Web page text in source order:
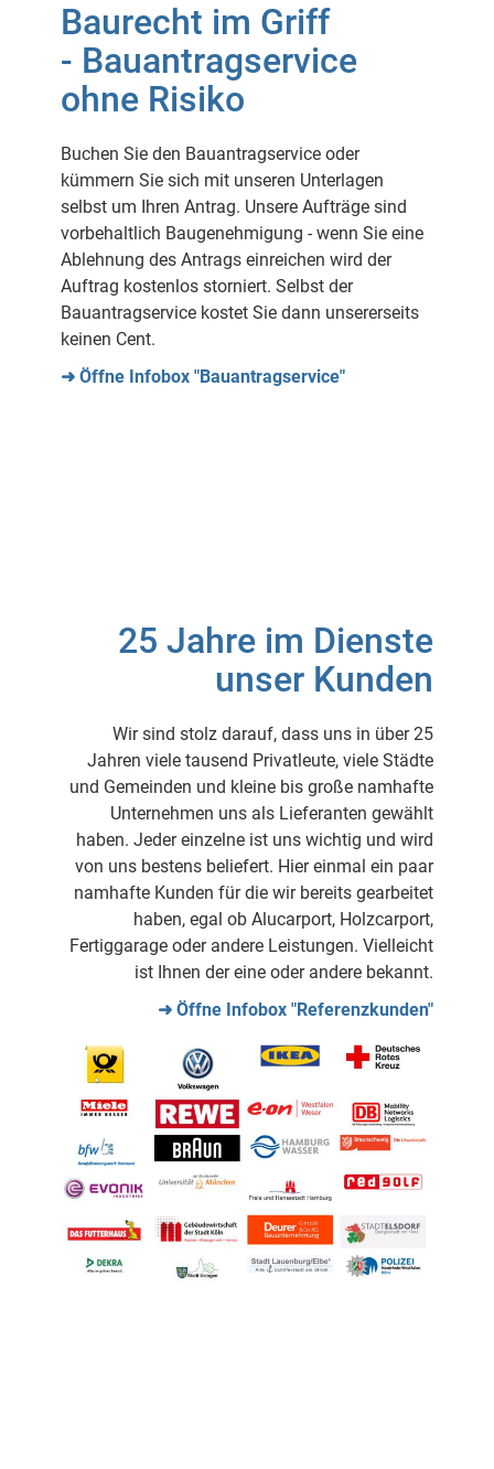
Baurecht im Griff
- Bauantragservice
ohne Risiko
Buchen Sie den Bauantragservice oder
kümmern Sie sich mit unseren Unterlagen
selbst um Ihren Antrag. Unsere Aufträge sind
vorbehaltlich Baugenehmigung - wenn Sie eine
Ablehnung des Antrags einreichen wird der
Auftrag kostenlos storniert. Selbst der
Bauantragservice kostet Sie dann unsererseits
keinen Cent.
➜ Öffne Infobox "Bauantragservice"
25 Jahre im Dienste
unser Kunden
Wir sind stolz darauf, dass uns in über 25
Jahren viele tausend Privatleute, viele Städte
und Gemeinden und kleine bis große namhafte
Unternehmen uns als Lieferanten gewählt
haben. Jeder einzelne ist uns wichtig und wird
von uns bestens beliefert. Hier einmal ein paar
namhafte Kunden für die wir bereits gearbeitet
haben, egal ob Alucarport, Holzcarport,
Fertiggarage oder andere Leistungen. Vielleicht
ist Ihnen der eine oder andere bekannt.
➜ Öffne Infobox "Referenzkunden"